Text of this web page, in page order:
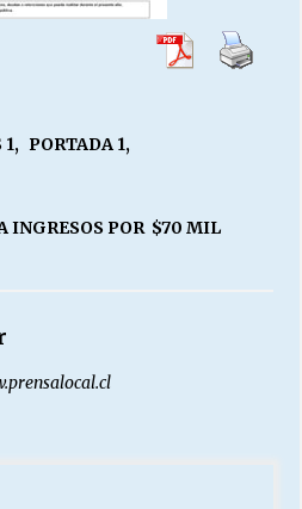
1, PORTADA 1,
INGRESOS POR $70 MIL